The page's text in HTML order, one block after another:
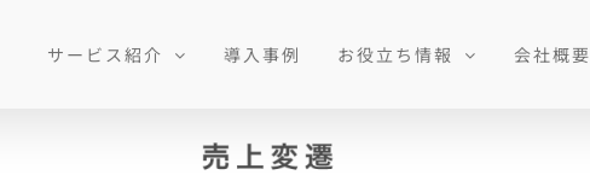
サービス紹介 導入事例 お役立ち情報 会社概要